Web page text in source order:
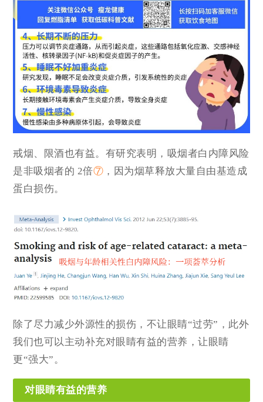
戒烟、限酒也有益。有研究表明，吸烟者白内障风险
是非吸烟者的 2倍⑦ ，因为烟草释放大量自由基造成
蛋白损伤。
除了尽力减少外源性的损伤，不让眼睛“过劳”，此外
我们也可以主动补充对眼睛有益的营养，让眼睛
更“强大”。
对眼睛有益的营养